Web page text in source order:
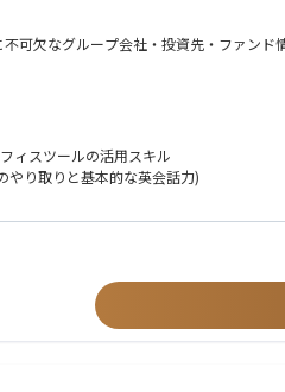
鋭の体制であるため、一人ひとりが広範
し、企業の成長を支えるやりがいを実感
不可欠なグループ会社・投資先・ファン
ってはハンズオンによる支援）
ト報告
るシステムの管理・運営
社内実務 など
れるスキル、キャリアパス等】
な投資先が多数存在し、グループの全体
ェッショナルを目指していただくキャリ
ィスツールの活用スキル
やり取りと基本的な英会話力)
、会計等についての基礎知識
Power BI, Tableau, AI等のツール活用ス
とに取り組める方